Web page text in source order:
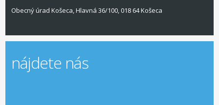
Obecný úrad Košeca, Hlavná 36/100, 018 64 Košeca
nájdete nás